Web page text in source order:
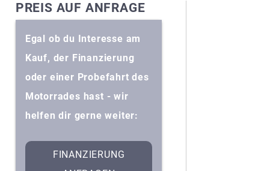
PREIS AUF ANFRAGE
Egal ob du Interesse am
Kauf, der Finanzierung
oder einer Probefahrt des
Motorrades hast - wir
helfen dir gerne weiter:
FINANZIERUNG